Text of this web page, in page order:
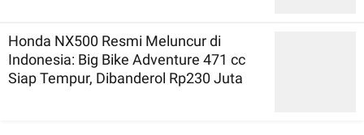
Honda NX500 Resmi Meluncur di
Indonesia: Big Bike Adventure 471 cc
Siap Tempur, Dibanderol Rp230 Juta